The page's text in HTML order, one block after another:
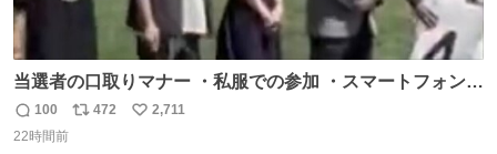
当選者の口取りマナー ・私服での参加 ・スマートフォンで
の撮影 ・調教師へ自分から握手を求める行為 ・シャツをズ
ボンにインしていない服装 ・ボディーバッグの着用 私も口
返
信
100
リ
472
い
2,711
22時間前